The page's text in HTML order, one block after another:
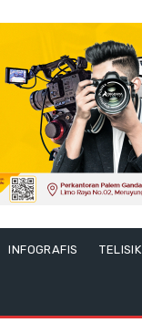
INFOGRAFIS TELISIK